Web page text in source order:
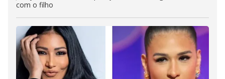
com o filho